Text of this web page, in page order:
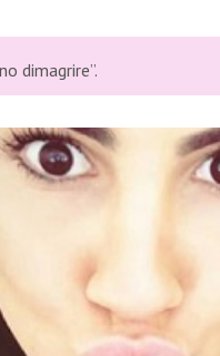
dimagrire”.